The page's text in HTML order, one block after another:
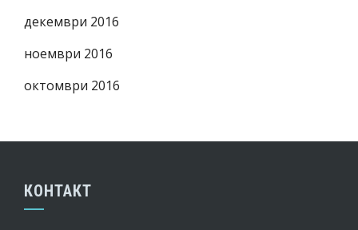
декември 2016
ноември 2016
октомври 2016
КОНТАКТ